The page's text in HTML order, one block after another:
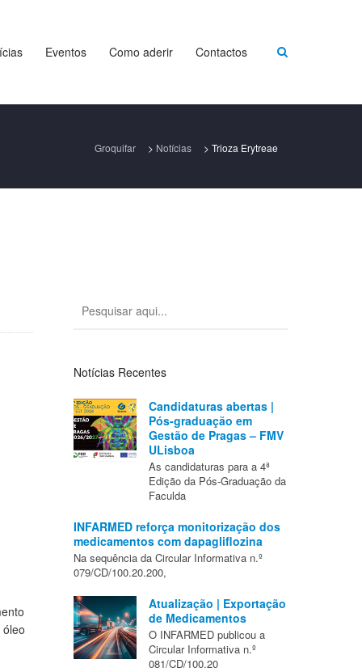
Eventos Como aderir Contactos
Groquifar > Notícias > Trioza Erytreae
Notícias Recentes
Candidaturas abertas |
Pós-graduação em
Gestão de Pragas – FMV
ULisboa
As candidaturas para a 4ª
Edição da Pós-Graduação da
Faculda
INFARMED reforça monitorização dos
medicamentos com dapagliflozina
Na sequência da Circular Informativa n.º
079/CD/100.20.200,
Atualização | Exportação
de Medicamentos
O INFARMED publicou a
Circular Informativa n.º
081/CD/100.20